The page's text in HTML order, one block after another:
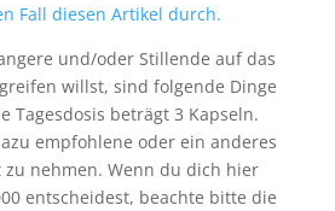
Fall diesen Artikel durch.
und/oder Stillende auf das
willst, sind folgende Dinge
Tagesdosis beträgt 3 Kapseln.
empfohlene oder ein anderes
zu nehmen. Wenn du dich hier
entscheidest, beachte bitte die